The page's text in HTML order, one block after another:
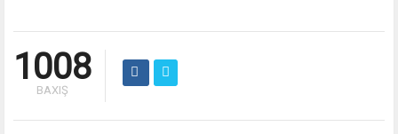
1008
BAXIŞ